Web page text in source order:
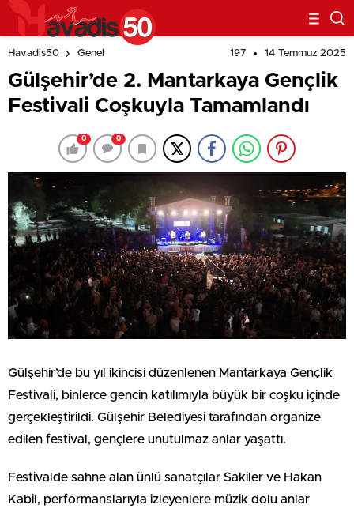
Havadis50 Genel 197 14 Temmuz 2025
Gülşehir’de 2. Mantarkaya Gençlik
Festivali Coşkuyla Tamamlandı
0 0
Gülşehir’de bu yıl ikincisi düzenlenen Mantarkaya Gençlik
Festivali, binlerce gencin katılımıyla büyük bir coşku içinde
gerçekleştirildi. Gülşehir Belediyesi tarafından organize
edilen festival, gençlere unutulmaz anlar yaşattı.
Festivalde sahne alan ünlü sanatçılar Sakiler ve Hakan
Kabil, performanslarıyla izleyenlere müzik dolu anlar